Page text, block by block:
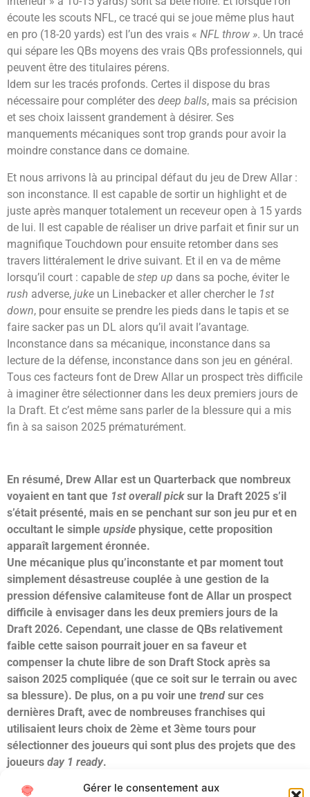
Gérer le consentement aux
écoute les scouts NFL, ce tracé qui se joue même plus haut
en pro (18-20 yards) est l’un des vrais « NFL throw ». Un tracé
qui sépare les QBs moyens des vrais QBs professionnels, qui
peuvent être des titulaires pérens.
Idem sur les tracés profonds. Certes il dispose du bras
nécessaire pour compléter des deep balls, mais sa précision
et ses choix laissent grandement à désirer. Ses
manquements mécaniques sont trop grands pour avoir la
moindre constance dans ce domaine.
Et nous arrivons là au principal défaut du jeu de Drew Allar :
son inconstance. Il est capable de sortir un highlight et de
juste après manquer totalement un receveur open à 15 yards
de lui. Il est capable de réaliser un drive parfait et finir sur un
magnifique Touchdown pour ensuite retomber dans ses
travers littéralement le drive suivant. Et il en va de même
lorsqu’il court : capable de step up dans sa poche, éviter le
rush adverse, juke un Linebacker et aller chercher le 1st
down, pour ensuite se prendre les pieds dans le tapis et se
faire sacker pas un DL alors qu’il avait l’avantage.
Inconstance dans sa mécanique, inconstance dans sa
lecture de la défense, inconstance dans son jeu en général.
Tous ces facteurs font de Drew Allar un prospect très difficile
à imaginer être sélectionner dans les deux premiers jours de
la Draft. Et c’est même sans parler de la blessure qui a mis
fin à sa saison 2025 prématurément.
En résumé, Drew Allar est un Quarterback que nombreux
voyaient en tant que 1st overall picksur la Draft 2025 s’il
s’était présenté, mais en se penchant sur son jeu pur et en
occultant le simple upside physique, cette proposition
apparaît largement éronnée.
Une mécanique plus qu’inconstante et par moment tout
simplement désastreuse couplée à une gestion de la
pression défensive calamiteuse font de Allar un prospect
difficile à envisager dans les deux premiers jours de la
Draft 2026. Cependant, une classe de QBs relativement
faible cette saison pourrait jouer en sa faveur et
compenser la chute libre de son Draft Stock après sa
saison 2025 compliquée (que ce soit sur le terrain ou avec
sa blessure). De plus, on a pu voir une trend sur ces
dernières Draft, avec de nombreuses franchises qui
utilisaient leurs choix de 2ème et 3ème tours pour
sélectionner des joueurs qui sont plus des projets que des
joueurs day 1 ready.